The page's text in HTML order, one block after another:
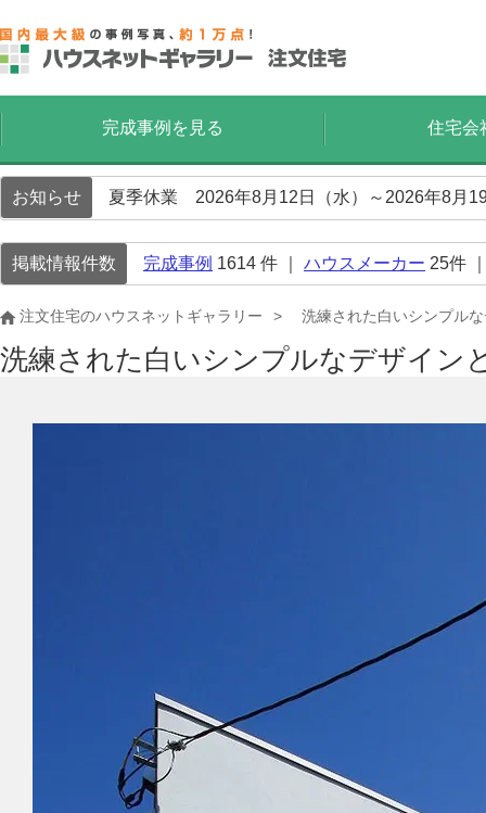
完成事例を見る 住宅会
お知らせ 夏季休業 2026年8月12日（水）～2026年8月
掲載情報件数 完成事例 1614 件 ｜ ハウスメーカー 25件
注文住宅のハウスネットギャラリー 洗練された白いシンプル
洗練された白いシンプルなデザイン